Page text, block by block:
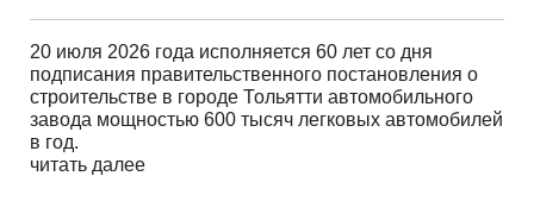
20 июля 2026 года исполняется 60 лет со дня
подписания правительственного постановления о
строительстве в городе Тольятти автомобильного
завода мощностью 600 тысяч легковых автомобилей
в год.
читать далее